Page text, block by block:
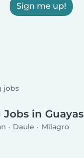
Sign me up!
jobs
in Guayas
Daule Milagro